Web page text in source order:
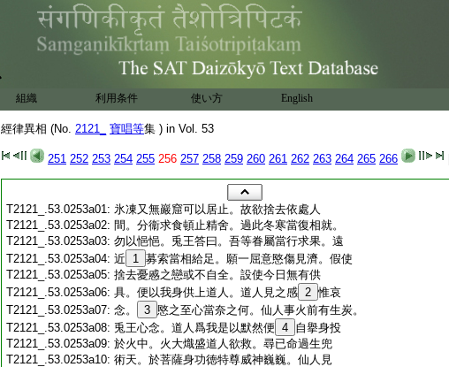
組織 利用条件 使い方 English
經律異相 (No. 2121_ 寶唱等集 ) in Vol. 53
251 252 253 254 255 256 257 258 259 260 261 262 263 264 265 266
T2121_.53.0253a01: 氷凍又無巖窟可以居止。故欲捨去依處人
T2121_.53.0253a02: 間。分衞求食頓止精舍。過此冬寒當復相就。
T2121_.53.0253a03: 勿以悒悒。兎王答曰。吾等眷屬當行求果。遠
T2121_.53.0253a04: 近 1 募索當相給足。願一屈意愍傷見濟。假使
T2121_.53.0253a05: 捨去憂慼之戀或不自全。設使今日無有供
T2121_.53.0253a06: 具。便以我身供上道人。道人見之感 2 惟哀
T2121_.53.0253a07: 念。 3 愍之至心當奈之何。仙人事火前有生炭。
T2121_.53.0253a08: 兎王心念。道人爲我是以默然便 4 自擧身投
T2121_.53.0253a09: 於火中。火大熾盛道人欲救。尋已命過生兜
T2121_.53.0253a10: 術天。於菩薩身功徳特尊威神巍巍。仙人見